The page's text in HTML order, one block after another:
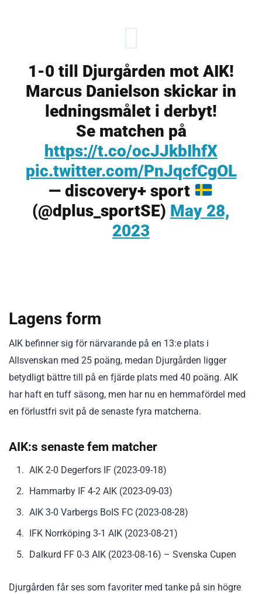
1-0 till Djurgården mot AIK!
Marcus Danielson skickar in
ledningsmålet i derbyt!
Se matchen på
https://t.co/ocJJkbIhfX
pic.twitter.com/PnJqcfCgOL
— discovery+ sport
(@dplus_sportSE) May 28,
2023
Lagens form
AIK befinner sig för närvarande på en 13:e plats i
Allsvenskan med 25 poäng, medan Djurgården ligger
betydligt bättre till på en fjärde plats med 40 poäng. AIK
har haft en tuff säsong, men har nu en hemmafördel med
en förlustfri svit på de senaste fyra matcherna.
AIK:s senaste fem matcher
AIK 2-0 Degerfors IF (2023-09-18)
Hammarby IF 4-2 AIK (2023-09-03)
AIK 3-0 Varbergs BoIS FC (2023-08-28)
IFK Norrköping 3-1 AIK (2023-08-21)
Dalkurd FF 0-3 AIK (2023-08-16) – Svenska Cupen
Djurgården får ses som favoriter med tanke på sin högre